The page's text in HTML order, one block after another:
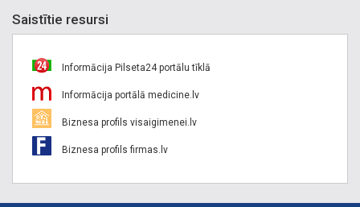
Saistītie resursi
Informācija Pilseta24 portālu tīklā
Informācija portālā medicine.lv
Biznesa profils visaigimenei.lv
Biznesa profils firmas.lv